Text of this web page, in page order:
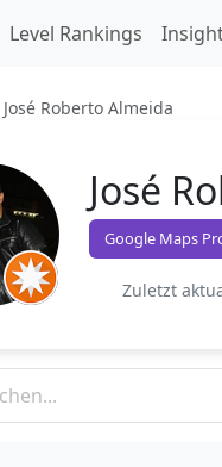
Level Rankings
José Roberto Almeida
José
Google Maps
Zuletzt